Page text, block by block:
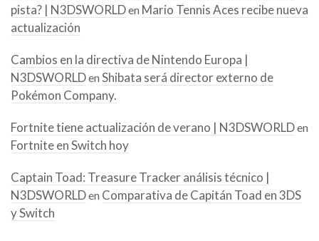
pista? | N3DSWORLDen Mario Tennis Aces recibe nueva
actualización
Cambios en la directiva de Nintendo Europa |
N3DSWORLDen Shibata será director externo de
Pokémon Company.
Fortnite tiene actualización de verano | N3DSWORLDen
Fortnite en Switch hoy
Captain Toad: Treasure Tracker análisis técnico |
N3DSWORLDen Comparativa de Capitán Toad en 3DS
y Switch